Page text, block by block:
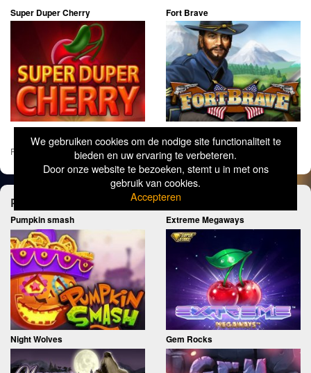
We gebruiken cookies om de nodige site functionaliteit te
bieden en uw ervaring te verbeteren.
Door onze website te bezoeken, stemt u in met ons
gebruik van cookies.
Accepteren
Super Duper Cherry Fort Brave
Pages: 1 3 »
Probeer ook eens deze spellen!
Pumpkin smash Extreme Megaways
​Night Wolves Gem Rocks